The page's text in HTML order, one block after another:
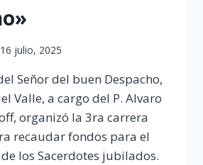
16 julio, 2025
Señor del buen Despacho,
Valle, a cargo del P. Alvaro
organizó la 3ra carrera
recaudar fondos para el
los Sacerdotes jubilados.